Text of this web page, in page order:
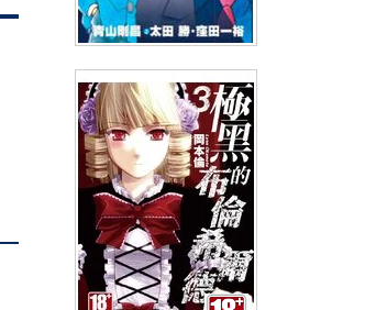
名偵探柯南特別篇(44)
NT$99 91折 NT$90 (USD2.99)